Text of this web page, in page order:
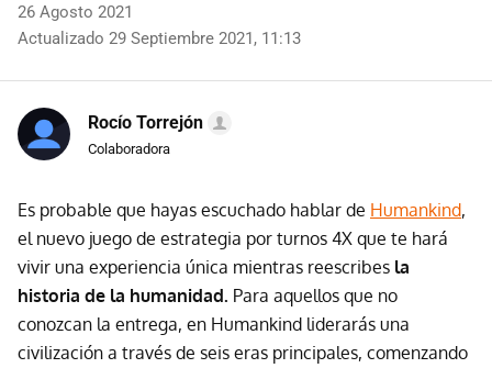
26 Agosto 2021
Actualizado 29 Septiembre 2021, 11:13
Rocío Torrejón
Colaboradora
Es probable que hayas escuchado hablar de Humankind,
el nuevo juego de estrategia por turnos 4X que te hará
vivir una experiencia única mientras reescribes la
historia de la humanidad. Para aquellos que no
conozcan la entrega, en Humankind liderarás una
civilización a través de seis eras principales, comenzando